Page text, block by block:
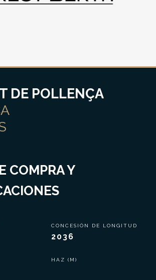
DE POLLENÇA
COMPRA Y
CONCESIÓN DE LONGITUD
2036
HAZ (M)